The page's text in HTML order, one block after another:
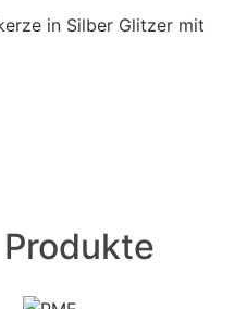
in Silber Glitzer mit